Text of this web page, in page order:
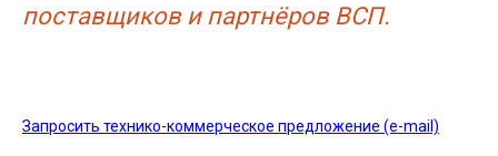
поставщиков и партнёров ВСП.
Запросить технико-коммерческое предложение (e-mail)